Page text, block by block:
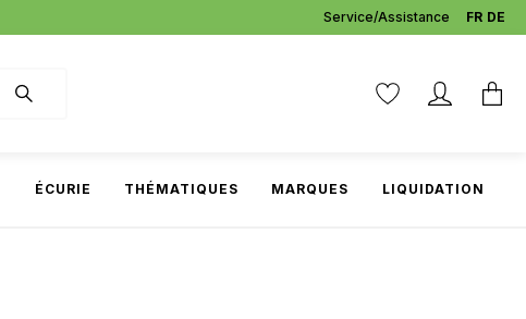
Service/Assistance DE
FR
ÉCURIE THÉMATIQUES MARQUES LIQUIDATION